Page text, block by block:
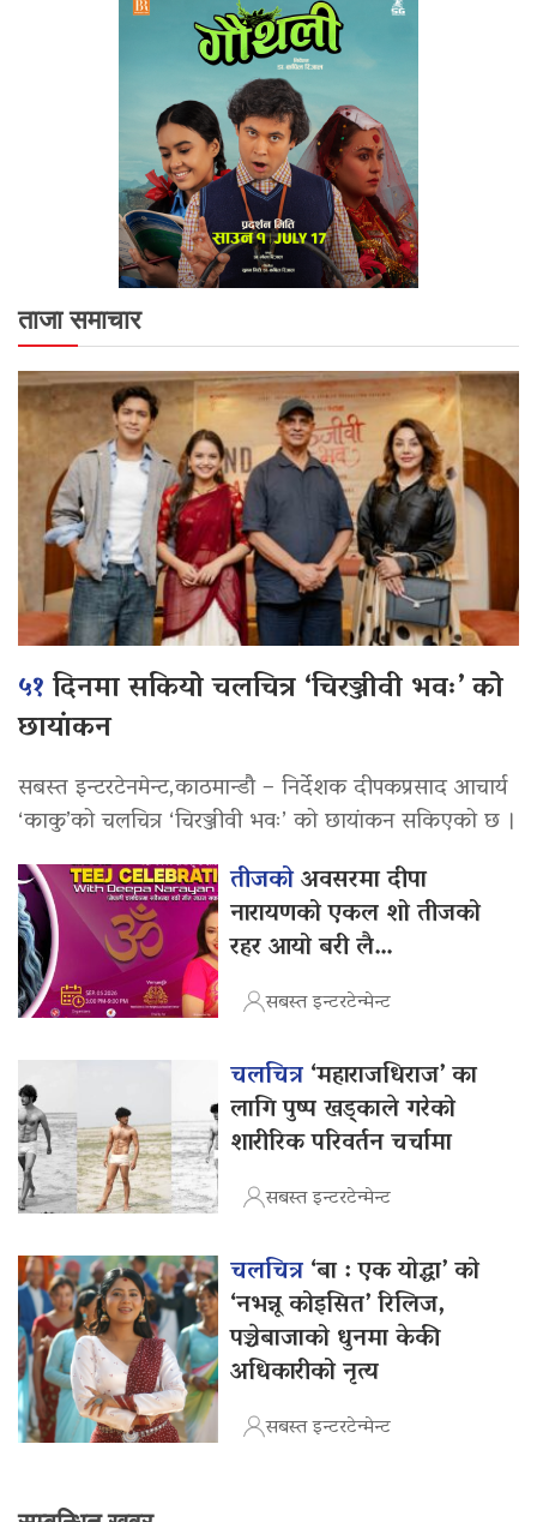
ताजा समाचार
५१दिनमा सकियो चलचित्र ‘चिरञ्जीवी भवः’ को
छायांकन
सबस्त इन्टरटेनमेन्ट,काठमान्डौ – निर्देशक दीपकप्रसाद आचार्य
‘काकु’को चलचित्र ‘चिरञ्जीवी भवः’ को छायांकन सकिएको छ ।
तीजकोअवसरमा दीपा
नारायणको एकल शो तीजको
रहर आयो बरी लै…
सबस्त इन्टरटेन्मेन्ट
चलचित्र‘महाराजधिराज’ का
लागि पुष्प खड्काले गरेको
शारीरिक परिवर्तन चर्चामा
सबस्त इन्टरटेन्मेन्ट
चलचित्र‘बा : एक योद्धा’ को
‘नभन्नू कोइसित’ रिलिज,
पञ्चेबाजाको धुनमा केकी
अधिकारीको नृत्य
सबस्त इन्टरटेन्मेन्ट